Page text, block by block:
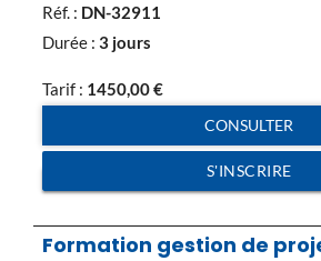
l’’enregistrement des commandes
aux clients. Les fondamentaux de
différents rattachements & leurs atouts
fonction […]
Réf. : DN-32911
Durée : 3 jours
Tarif : 1450,00€
CONSULTER
S'INSCRIRE
Formation gestion de